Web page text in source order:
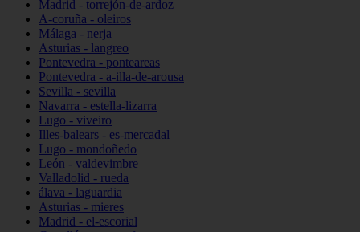
Madrid - torrejón-de-ardoz
A-coruña - oleiros
Málaga - nerja
Asturias - langreo
Pontevedra - ponteareas
Pontevedra - a-illa-de-arousa
Sevilla - sevilla
Navarra - estella-lizarra
Lugo - viveiro
Illes-balears - es-mercadal
Lugo - mondoñedo
León - valdevimbre
Valladolid - rueda
álava - laguardia
Asturias - mieres
Madrid - el-escorial